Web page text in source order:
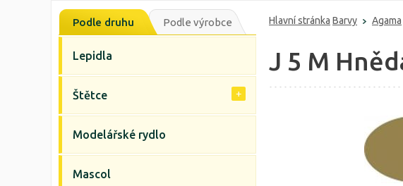
Hlavní stránka Barvy Agama
J 5 M
Podle druhu Podle výrobce
Lepidla
Štětce
Modelářské rydlo
Mascol